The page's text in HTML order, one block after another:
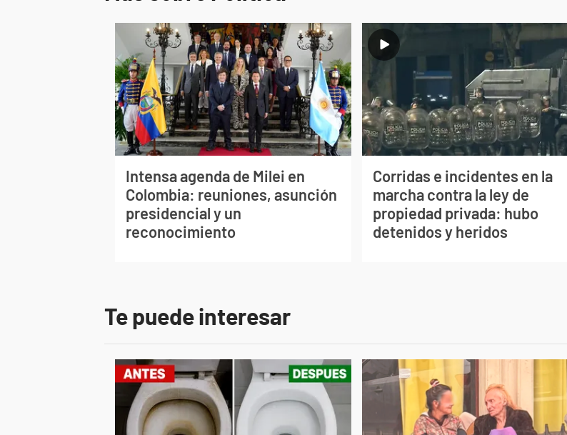
Intensa agenda de Milei en
Colombia: reuniones, asunción
presidencial y un
reconocimiento
Corridas e incidentes en la
marcha contra la ley de
propiedad privada: hubo
detenidos y heridos
Te puede interesar